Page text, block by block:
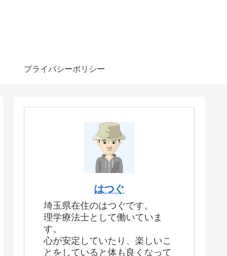
プライバシーポリシー
はつぐ
埼玉県在住のはつぐです。
理学療法士として働いていま
す。
心が安定していたり、楽しいこ
とをしていると体も良くなって